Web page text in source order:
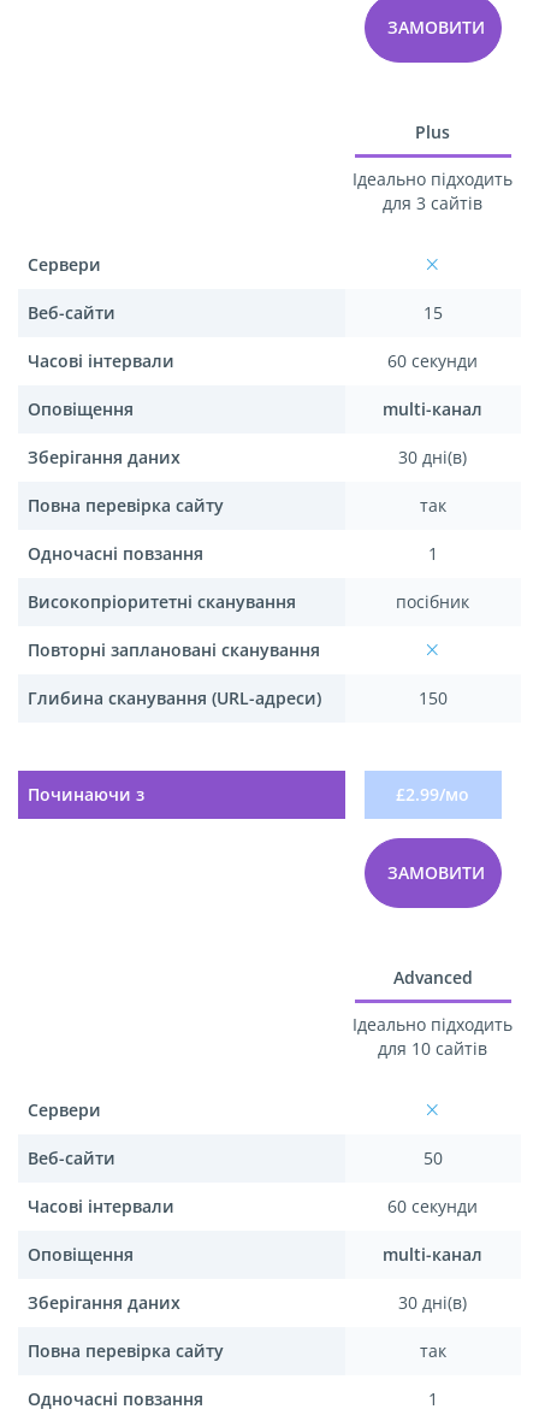
ЗАМОВИТИ
Сервери
Веб-сайти
Часові інтервали
Оповіщення
Зберігання даних
Повна перевірка сайту
Одночасні повзання
Високопріоритетні сканування
Повторні заплановані сканування
Глибина сканування (URL-адреси)
Починаючи з
Plus
Ідеально підходить
для 3 сайтів
15
60 секунди
multi-канал
30 дні(в)
так
1
посібник
150
£2.99/мо
ЗАМОВИТИ
Сервери
Веб-сайти
Часові інтервали
Оповіщення
Зберігання даних
Повна перевірка сайту
Одночасні повзання
Advanced
Ідеально підходить
для 10 сайтів
50
60 секунди
multi-канал
30 дні(в)
так
1